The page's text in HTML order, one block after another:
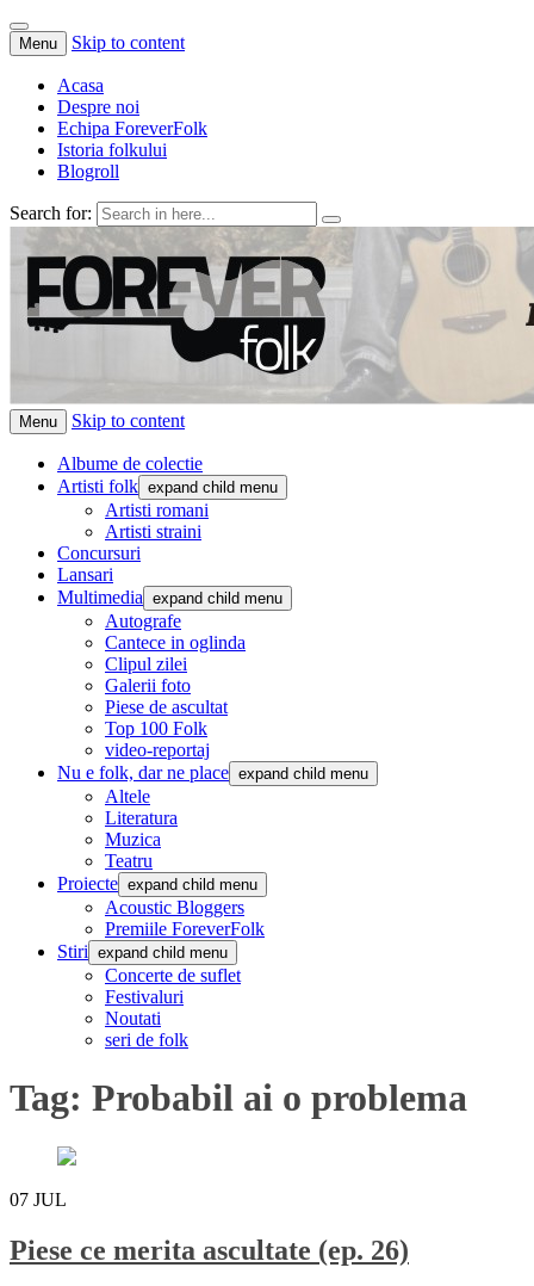
Menu Skip to content
Acasa
Despre noi
Echipa ForeverFolk
Istoria folkului
Blogroll
Search for:
ForeverFolk
Muzica sufletului tau
Menu Skip to content
Albume de colectie
Artisti folk expand child menu
Artisti romani
Artisti straini
Concursuri
Lansari
Multimedia expand child menu
Autografe
Cantece in oglinda
Clipul zilei
Galerii foto
Piese de ascultat
Top 100 Folk
video-reportaj
Nu e folk, dar ne place expand child menu
Altele
Literatura
Muzica
Teatru
Proiecte expand child menu
Acoustic Bloggers
Premiile ForeverFolk
Stiri expand child menu
Concerte de suflet
Festivaluri
Noutati
seri de folk
Tag: Probabil ai o problema
07 JUL
Piese ce merita ascultate (ep. 26)